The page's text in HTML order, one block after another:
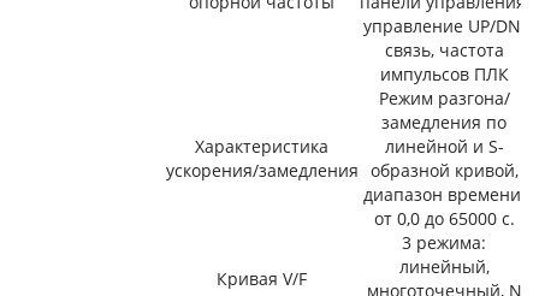
управление UP/DN,
связь, частота
импульсов ПЛК
Характеристика
ускорения/замедления
Режим разгона/
замедления по
линейной и S-
образной кривой,
диапазон времени:
от 0,0 до 65000 с.
Кривая V/F
3 режима:
линейный,
многоточечный, N